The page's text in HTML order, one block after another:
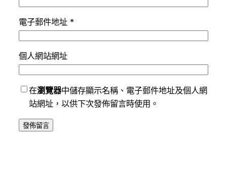
電子郵件地址 *
個人網站網址
在瀏覽器中儲存顯示名稱、電子郵件地址及個人網
站網址，以供下次發佈留言時使用。